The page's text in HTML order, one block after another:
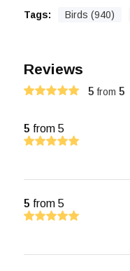
Tags: Birds (940)
Reviews
5 from 5
5 from 5
5 from 5